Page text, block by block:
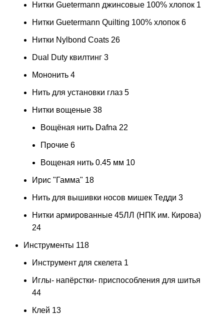
Нитки Guetermann джинсовые 100% хлопок 1
Нитки Guetermann Quilting 100% хлопок 6
Нитки Nylbond Coats 26
Dual Duty квилтинг 3
Мононить 4
Нить для установки глаз 5
Нитки вощеные 38
Вощёная нить Dafna 22
Прочие 6
Вощеная нить 0.45 мм 10
Ирис "Гамма" 18
Нить для вышивки носов мишек Тедди 3
Нитки армированные 45ЛЛ (НПК им. Кирова)
24
Инструменты 118
Инструмент для скелета 1
Иглы- напёрстки- приспособления для шитья
44
Клей 13